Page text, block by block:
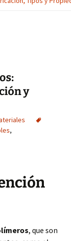
y
,
, que son